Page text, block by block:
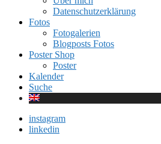
Datenschutzerklärung
Fotos
Fotogalerien
Blogposts Fotos
Poster Shop
Poster
Kalender
Suche
instagram
linkedin